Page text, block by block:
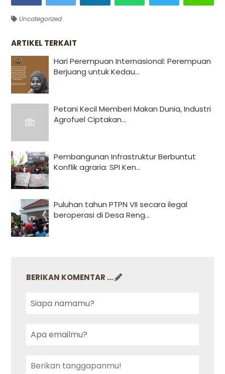
Uncategorized
ARTIKEL TERKAIT
Hari Perempuan Internasional: Perempuan
Berjuang untuk Kedau...
Petani Kecil Memberi Makan Dunia, Industri
Agrofuel Ciptakan...
Pembangunan Infrastruktur Berbuntut
Konflik agraria: SPI Ken...
Puluhan tahun PTPN VII secara ilegal
beroperasi di Desa Reng...
BERIKAN KOMENTAR ...